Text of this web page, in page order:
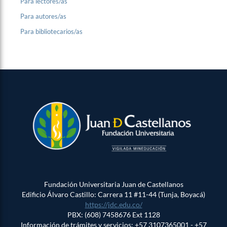
Para autores/as
Para bibliotecarios/as
Fundación Universitaria Juan de Castellanos
Edificio Álvaro Castillo: Carrera 11 #11-44 (Tunja, Boyacá)
https://jdc.edu.co/
PBX: (608) 7458676 Ext 1128
Información de trámites y servicios: +57 3107365001 - +57